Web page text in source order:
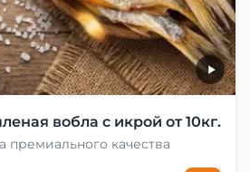
вобла с икрой от 10кг.
премиального качества